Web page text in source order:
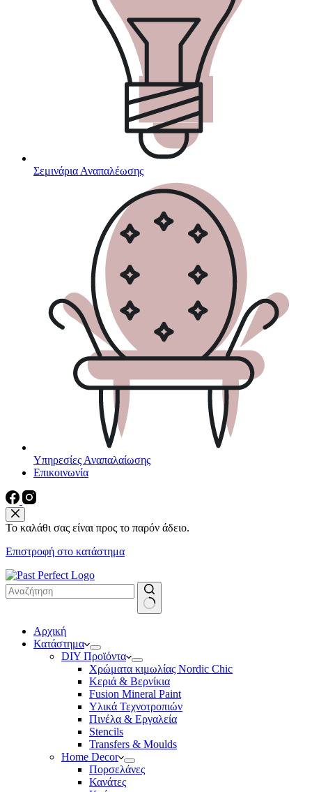
Σεμινάρια Αναπαλέωσης
Υπηρεσίες Αναπαλαίωσης
Επικοινωνία
Το καλάθι σας είναι προς το παρόν άδειο.
Επιστροφή στο κατάστημα
results
Αρχική
Κατάστημα
DIY Προϊόντα
Χρώματα κιμωλίας Nordic Chic
Κεριά & Βερνίκια
Fusion Mineral Paint
Υλικά Τεχνοτροπιών
Πινέλα & Εργαλεία
Stencils
Transfers & Moulds
Home Decor
Πορσελάνες
Κανάτες